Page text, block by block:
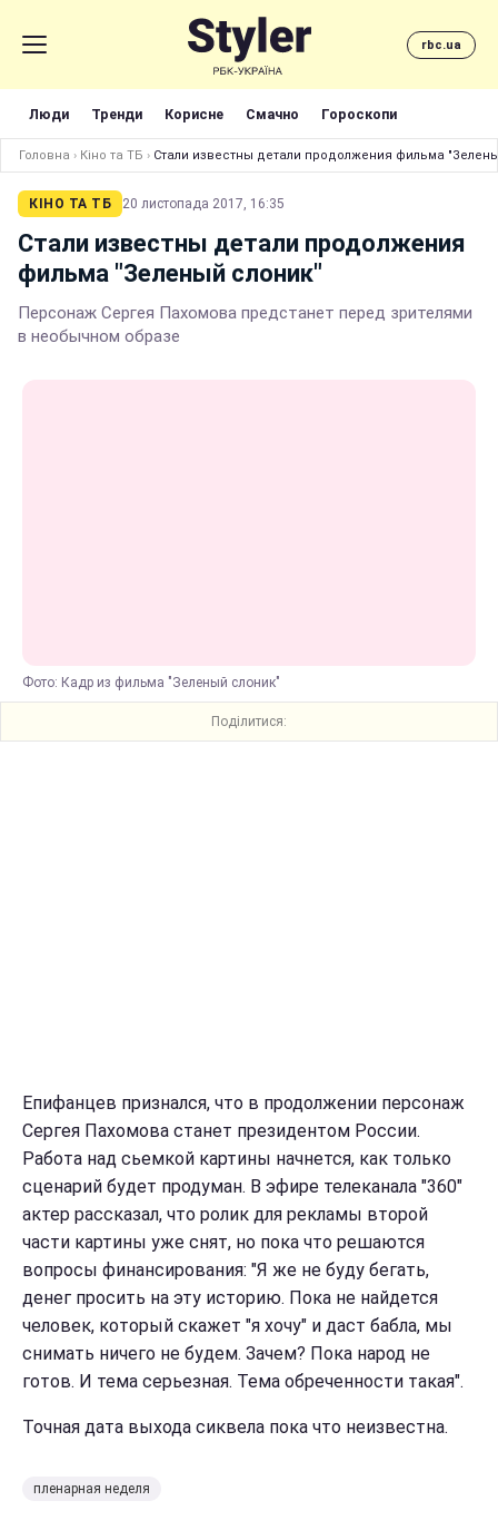
rbc.ua
Люди Тренди Корисне Смачно Гороскопи
Головна › Кіно та ТБ › Стали известны детали продолжения фильма
КІНО ТА ТБ 20 листопада 2017, 16:35
Стали известны детали продолжения
фильма "Зеленый слоник"
Персонаж Сергея Пахомова предстанет перед зрителями
в необычном образе
Фото: Кадр из фильма "Зеленый слоник"
Поділитися:
Епифанцев признался, что в продолжении персонаж
Сергея Пахомова станет президентом России.
Работа над сьемкой картины начнется, как только
сценарий будет продуман. В эфире телеканала "360"
актер рассказал, что ролик для рекламы второй
части картины уже снят, но пока что решаются
вопросы финансирования: "Я же не буду бегать,
денег просить на эту историю. Пока не найдется
человек, который скажет "я хочу" и даст бабла, мы
снимать ничего не будем. Зачем? Пока народ не
готов. И тема серьезная. Тема обреченности такая".
Точная дата выхода сиквела пока что неизвестна.
пленарная неделя